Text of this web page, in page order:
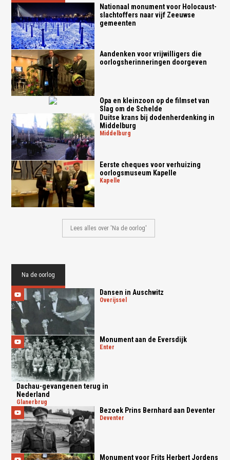
Nationaal monument voor Holocaust-
slachtoffers naar vijf Zeeuwse
gemeenten
Aandenken voor vrijwilligers die
oorlogsherinneringen doorgeven
Opa en kleinzoon op de filmset van
Slag om de Schelde
Duitse krans bij dodenherdenking in
Middelburg
middelburg
Eerste cheques voor verhuizing
oorlogsmuseum Kapelle
kapelle
Lees alles over 'Na de oorlog'
Na de oorlog
Dansen in Auschwitz
overijssel
Monument aan de Eversdijk
enter
Dachau-gevangenen terug in
Nederland
glanerbrug
Bezoek Prins Bernhard aan Deventer
deventer
Monument voor Frits Herbert Jordens